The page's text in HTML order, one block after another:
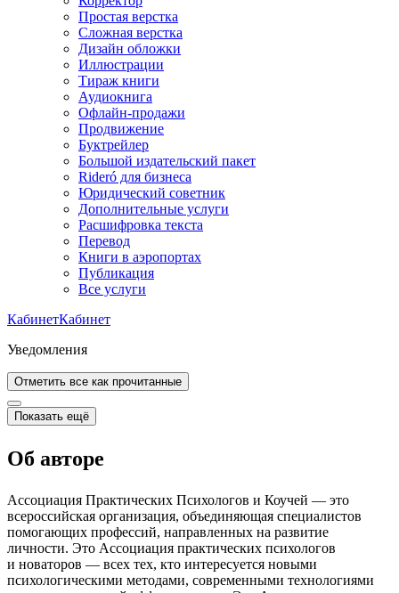
Простая верстка
Сложная верстка
Дизайн обложки
Иллюстрации
Тираж книги
Аудиокнига
Офлайн-продажи
Продвижение
Буктрейлер
Большой издательский пакет
Rideró для бизнеса
Юридический советник
Дополнительные услуги
Расшифровка текста
Перевод
Книги в аэропортах
Публикация
Все услуги
КабинетКабинет
Уведомления
Отметить все как прочитанные
Показать ещё
Об авторе
Ассоциация Практических Психологов и Коучей — это
всероссийская организация, объединяющая специалистов
помогающих профессий, направленных на развитие
личности. Это Ассоциация практических психологов
и новаторов — всех тех, кто интересуется новыми
психологическими методами, современными технологиями